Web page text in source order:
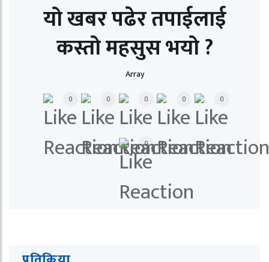
यो खबर पढेर तपाईलाई
कस्तो महसुस भयो ?
Array
0 0 0 0 0
0